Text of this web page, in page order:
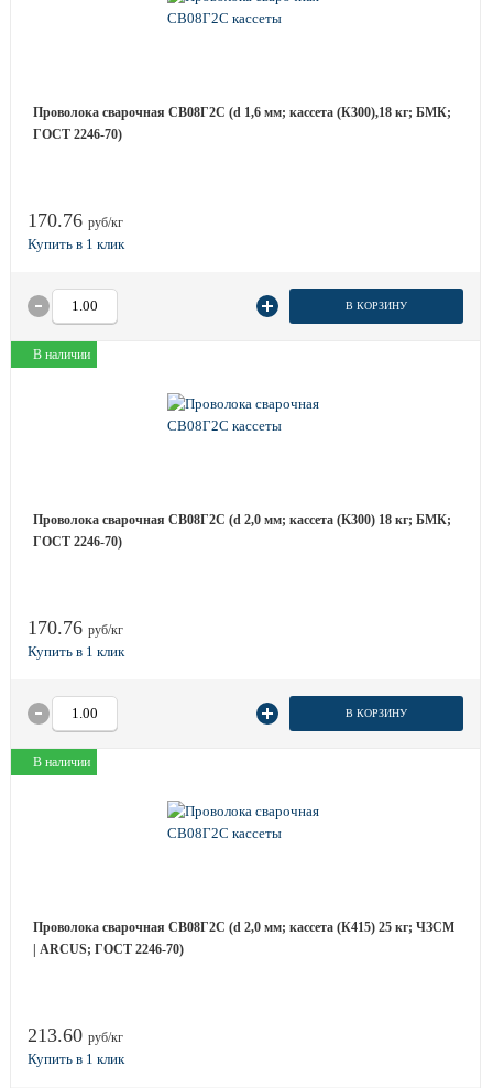
Проволока сварочная СВ08Г2С (d 1,6 мм; кассета (К300),18 кг; БМК;
ГОСТ 2246-70)
170.76 руб/кг
В КОРЗИНУ
В наличии
Проволока сварочная СВ08Г2С (d 2,0 мм; кассета (K300) 18 кг; БМК;
ГОСТ 2246-70)
170.76 руб/кг
В КОРЗИНУ
В наличии
Проволока сварочная СВ08Г2С (d 2,0 мм; кассета (К415) 25 кг; ЧЗСМ
| ARCUS; ГОСТ 2246-70)
213.60 руб/кг